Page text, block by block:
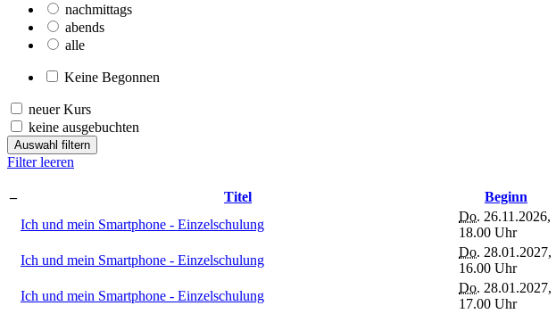
nachmittags
abends
alle
Keine Begonnen
neuer Kurs
keine ausgebuchten
Auswahl filtern
Filter leeren
– Titel Beginn
Ich und mein Smartphone - Einzelschulung
Do. 26.11.2026,
18.00 Uhr
Ich und mein Smartphone - Einzelschulung
Do. 28.01.2027,
16.00 Uhr
Ich und mein Smartphone - Einzelschulung
Do. 28.01.2027,
17.00 Uhr